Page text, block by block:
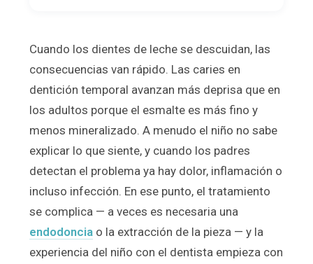
Cuando los dientes de leche se descuidan, las
consecuencias van rápido. Las caries en
dentición temporal avanzan más deprisa que en
los adultos porque el esmalte es más fino y
menos mineralizado. A menudo el niño no sabe
explicar lo que siente, y cuando los padres
detectan el problema ya hay dolor, inflamación o
incluso infección. En ese punto, el tratamiento
se complica — a veces es necesaria una
endodoncia o la extracción de la pieza — y la
experiencia del niño con el dentista empieza con